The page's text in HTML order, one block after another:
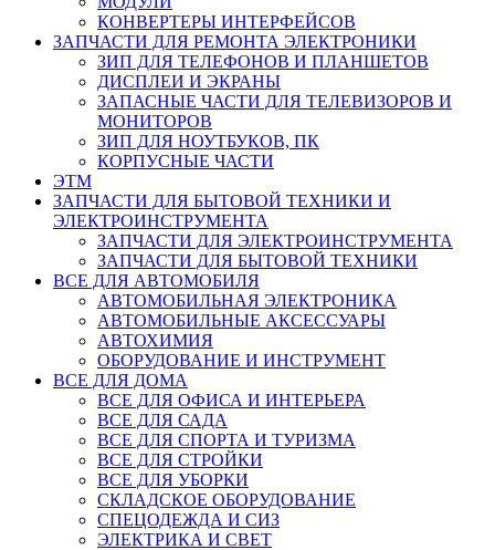
КОНВЕРТЕРЫ ИНТЕРФЕЙСОВ
ЗАПЧАСТИ ДЛЯ РЕМОНТА ЭЛЕКТРОНИКИ
ЗИП ДЛЯ ТЕЛЕФОНОВ И ПЛАНШЕТОВ
ДИСПЛЕИ И ЭКРАНЫ
ЗАПАСНЫЕ ЧАСТИ ДЛЯ ТЕЛЕВИЗОРОВ И
МОНИТОРОВ
ЗИП ДЛЯ НОУТБУКОВ, ПК
КОРПУСНЫЕ ЧАСТИ
ЭТМ
ЗАПЧАСТИ ДЛЯ БЫТОВОЙ ТЕХНИКИ И
ЭЛЕКТРОИНСТРУМЕНТА
ЗАПЧАСТИ ДЛЯ ЭЛЕКТРОИНСТРУМЕНТА
ЗАПЧАСТИ ДЛЯ БЫТОВОЙ ТЕХНИКИ
ВСЕ ДЛЯ АВТОМОБИЛЯ
АВТОМОБИЛЬНАЯ ЭЛЕКТРОНИКА
АВТОМОБИЛЬНЫЕ АКСЕССУАРЫ
АВТОХИМИЯ
ОБОРУДОВАНИЕ И ИНСТРУМЕНТ
ВСЕ ДЛЯ ДОМА
ВСЕ ДЛЯ ОФИСА И ИНТЕРЬЕРА
ВСЕ ДЛЯ САДА
ВСЕ ДЛЯ СПОРТА И ТУРИЗМА
ВСЕ ДЛЯ СТРОЙКИ
ВСЕ ДЛЯ УБОРКИ
СКЛАДСКОЕ ОБОРУДОВАНИЕ
СПЕЦОДЕЖДА И СИЗ
ЭЛЕКТРИКА И СВЕТ